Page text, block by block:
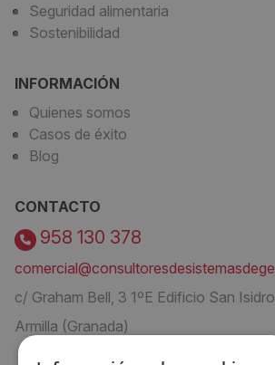
Seguridad alimentaria
Sostenibilidad
INFORMACIÓN
Quienes somos
Casos de éxito
Blog
CONTACTO
958 130 378
c/ Graham Bell, 3 1ºE Edificio San
Armilla (Granada)